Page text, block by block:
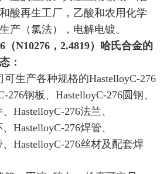
酸再生工厂，乙酸和农用化学
产（氯法），电解电镀。
（N10276，2.4819）哈氏合金的
：
生产各种规格的HastelloyC-276
276钢板、HastelloyC-276圆钢、
HastelloyC-276法兰、
HastelloyC-276焊管、
、HastelloyC-276丝材及配套焊